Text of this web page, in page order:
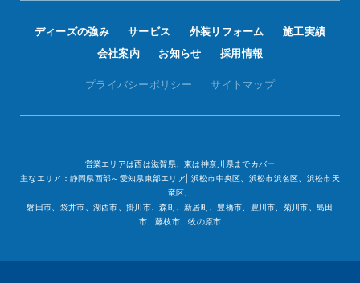
ディーズの強み サービス 外装リフォーム
施工実績
会社案内
お知らせ 採用情報
プライバシーポリシー サイトマップ
営業エリアは西は滋賀県、東は神奈川県までカバー
主なエリア：静岡県西部～愛知県東部エリア| 浜松市中央区、浜松市浜名区、浜松市天
竜区、
磐田市、袋井市、湖西市、掛川市、森町、新居町、豊橋市、豊川市、菊川市、島田
市、藤枝市、牧の原市